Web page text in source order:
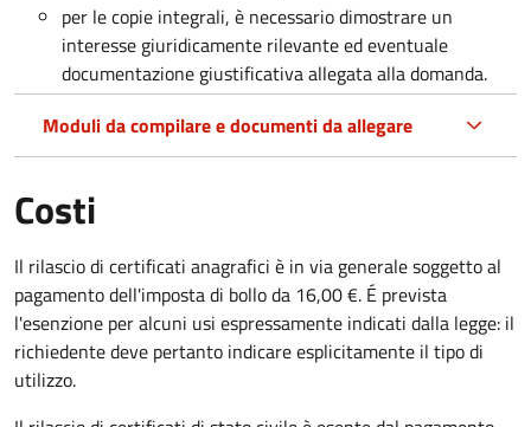
per le copie integrali, è necessario dimostrare un
interesse giuridicamente rilevante ed eventuale
documentazione giustificativa allegata alla domanda.
Moduli da compilare e documenti da allegare
Costi
Il rilascio di certificati anagrafici è in via generale soggetto al
pagamento dell'imposta di bollo da 16,00 €. É prevista
l'esenzione per alcuni usi espressamente indicati dalla legge: il
richiedente deve pertanto indicare esplicitamente il tipo di
utilizzo.